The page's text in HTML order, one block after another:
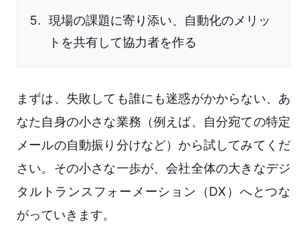
現場の課題に寄り添い、自動化のメリッ
トを共有して協力者を作る
まずは、失敗しても誰にも迷惑がかからない、あ
なた自身の小さな業務（例えば、自分宛ての特定
メールの自動振り分けなど）から試してみてくだ
さい。その小さな一歩が、会社全体の大きなデジ
タルトランスフォーメーション（DX）へとつな
がっていきます。